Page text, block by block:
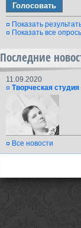
Показать
Показать все
Последние
11.09.2020
Творческая студия
Все новости